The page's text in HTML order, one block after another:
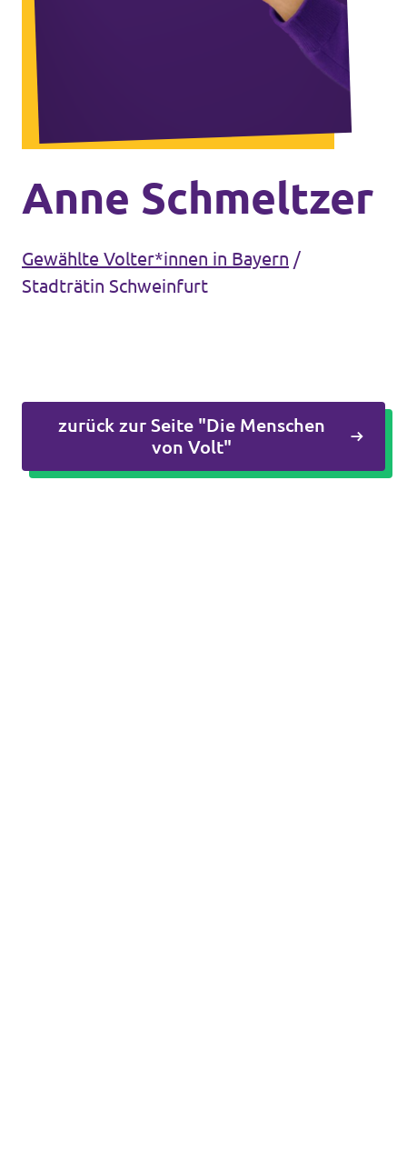
Unsere Events
Mache bei uns mit!
Deine Spende für Volt!
In Bayern vor Ort
Datenschutz
Impressum
Anne Schmeltzer
Gewählte Volter*innen in Bayern /
Stadträtin Schweinfurt
zurück zur Seite "Die Menschen
von Volt"